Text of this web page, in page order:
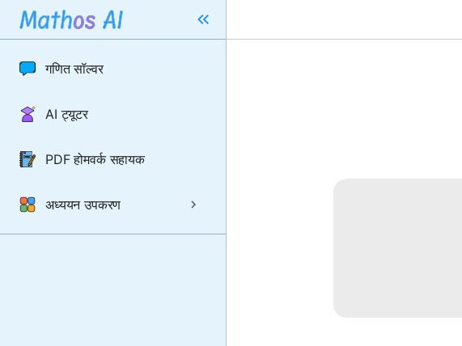
गणित सॉल्वर
AI ट्यूटर
PDF होमवर्क सहायक
अध्ययन उपकरण